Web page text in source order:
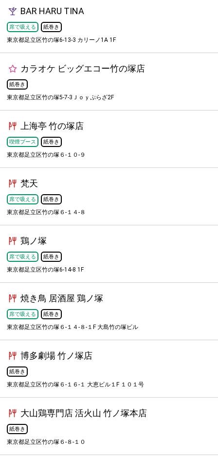
BAR HARU TINA
席で吸える 紙巻き
東京都足立区竹の塚6-13-3 カリーノ1A 1F
カラオケ ビッグエコー竹の塚店
紙巻き
東京都足立区竹の塚5-7-3Ｊｏｙぷらざ2F
上海亭 竹の塚店
喫煙ブース 紙巻き
東京都足立区竹の塚６-１０-９
梵天
席で吸える 紙巻き
東京都足立区竹の塚６-１４-８
鶏ノ塚
席で吸える 紙巻き
東京都足立区竹の塚6-14-8 1F
焼き鳥 居酒屋 鶏ノ塚
席で吸える 紙巻き
東京都足立区竹の塚６-１４-８-１F 大島竹の塚ビル
博多劇場 竹ノ塚店
紙巻き
東京都足立区竹の塚６-１６-１ 大恵ビル１F １０１号
大山鶏専門店 活火山 竹ノ塚本店
紙巻き
東京都足立区竹の塚６-８-１０